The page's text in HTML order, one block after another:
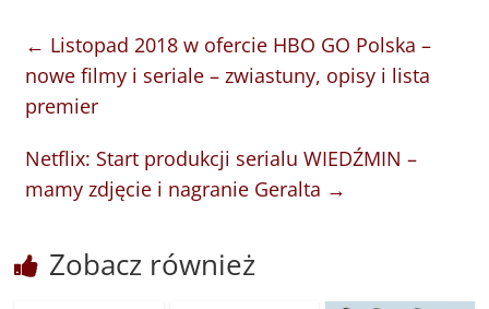
← Listopad 2018 w ofercie HBO GO Polska –
nowe filmy i seriale – zwiastuny, opisy i lista
premier
Netflix: Start produkcji serialu WIEDŹMIN –
mamy zdjęcie i nagranie Geralta →
Zobacz również